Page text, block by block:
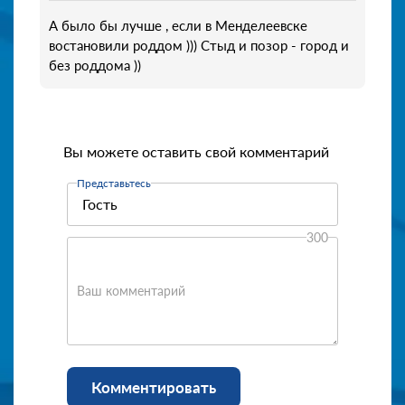
А было бы лучше , если в Менделеевске
востановили роддом ))) Стыд и позор - город и
без роддома ))
Вы можете оставить свой комментарий
Представьтесь
Ваш комментарий
300
Комментировать